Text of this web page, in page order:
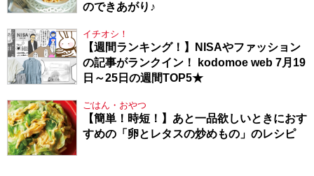
のできあがり♪
イチオシ！
【週間ランキング！】NISAやファッション
の記事がランクイン！ kodomoe web 7月19
日～25日の週間TOP5★
ごはん・おやつ
【簡単！時短！】あと一品欲しいときにおす
すめの「卵とレタスの炒めもの」のレシピ